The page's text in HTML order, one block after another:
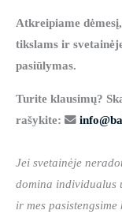
Atkreipiame
tikslams ir
pasiūlymas.
Turite klausimų?
rašykite:
Jei svetainėje
domina individualus
ir mes